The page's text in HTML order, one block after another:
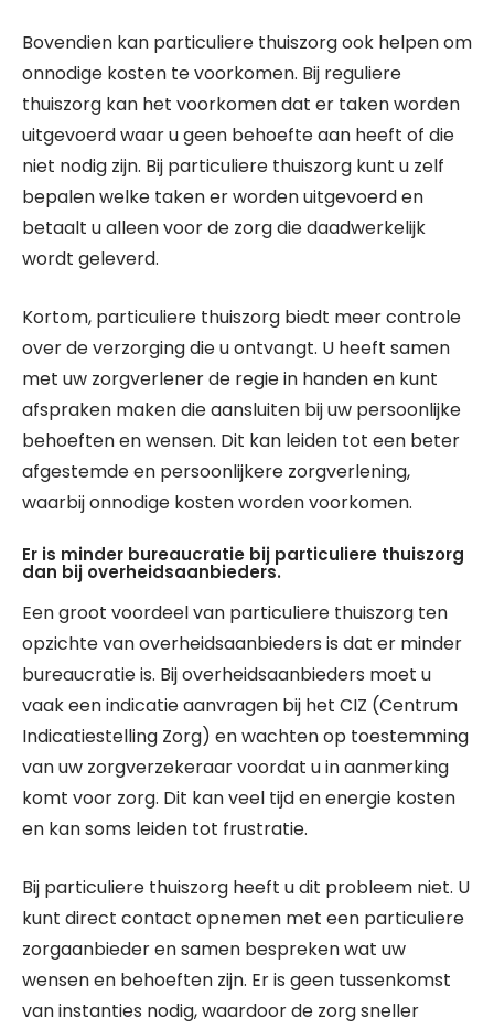
Bovendien kan particuliere thuiszorg ook helpen om
onnodige kosten te voorkomen. Bij reguliere
thuiszorg kan het voorkomen dat er taken worden
uitgevoerd waar u geen behoefte aan heeft of die
niet nodig zijn. Bij particuliere thuiszorg kunt u zelf
bepalen welke taken er worden uitgevoerd en
betaalt u alleen voor de zorg die daadwerkelijk
wordt geleverd.
Kortom, particuliere thuiszorg biedt meer controle
over de verzorging die u ontvangt. U heeft samen
met uw zorgverlener de regie in handen en kunt
afspraken maken die aansluiten bij uw persoonlijke
behoeften en wensen. Dit kan leiden tot een beter
afgestemde en persoonlijkere zorgverlening,
waarbij onnodige kosten worden voorkomen.
Er is minder bureaucratie bij particuliere thuiszorg
dan bij overheidsaanbieders.
Een groot voordeel van particuliere thuiszorg ten
opzichte van overheidsaanbieders is dat er minder
bureaucratie is. Bij overheidsaanbieders moet u
vaak een indicatie aanvragen bij het CIZ (Centrum
Indicatiestelling Zorg) en wachten op toestemming
van uw zorgverzekeraar voordat u in aanmerking
komt voor zorg. Dit kan veel tijd en energie kosten
en kan soms leiden tot frustratie.
Bij particuliere thuiszorg heeft u dit probleem niet. U
kunt direct contact opnemen met een particuliere
zorgaanbieder en samen bespreken wat uw
wensen en behoeften zijn. Er is geen tussenkomst
van instanties nodig, waardoor de zorg sneller